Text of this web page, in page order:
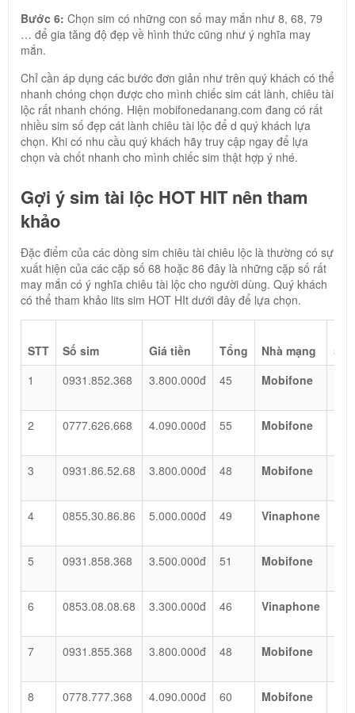
Bước 6: Chọn sim có những con số may mắn như 8, 68, 79
… để gia tăng độ đẹp về hình thức cũng như ý nghĩa may
mắn.
Chỉ cần áp dụng các bước đơn giản như trên quý khách có thể
nhanh chóng chọn được cho mình chiếc sim cát lành, chiêu tài
lộc rất nhanh chóng. Hiện mobifonedanang.com đang có rất
nhiều sim số đẹp cát lành chiêu tài lộc để d quý khách lựa
chọn. Khi có nhu cầu quý khách hãy truy cập ngay để lựa
chọn và chốt nhanh cho mình chiếc sim thật hợp ý nhé.
Gợi ý sim tài lộc HOT HIT nên tham
khảo
Đặc điểm của các dòng sim chiêu tài chiêu lộc là thường có sự
xuất hiện của các cặp số 68 hoặc 86 đây là những cặp số rất
may mắn có ý nghĩa chiêu tài lộc cho người dùng. Quý khách
có thể tham khảo lits sim HOT HIt dưới đây để lựa chọn.
STT Số sim Giá tiền Tổng Nhà mạng
số
1
0931.852.368 3.800.000đ 45 Mobifone
2
0777.626.668 4.090.000đ 55 Mobifone
3
0931.86.52.68 3.800.000đ 48 Mobifone
4
0855.30.86.86 5.000.000đ 49 Vinaphone
5
0931.858.368 3.500.000đ 51 Mobifone
6
0853.08.08.68 3.300.000đ 46 Vinaphone
7
0931.855.368 3.800.000đ 48 Mobifone
8
0778.777.368 4.090.000đ 60 Mobifone